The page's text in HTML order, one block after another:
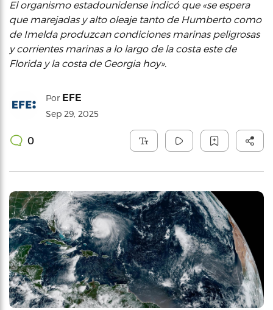
El organismo estadounidense indicó que «se espera
que marejadas y alto oleaje tanto de Humberto como
de Imelda produzcan condiciones marinas peligrosas
y corrientes marinas a lo largo de la costa este de
Florida y la costa de Georgia hoy».
Por EFE
Sep 29, 2025
0